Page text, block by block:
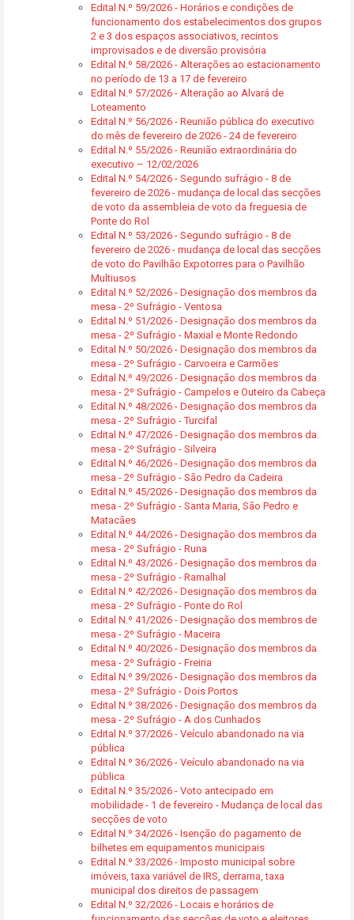
Edital N.º 59/2026 - Horários e condições de
funcionamento dos estabelecimentos dos grupos
2 e 3 dos espaços associativos, recintos
improvisados e de diversão provisória
Edital N.º 58/2026 - Alterações ao estacionamento
no período de 13 a 17 de fevereiro
Edital N.º 57/2026 - Alteração ao Alvará de
Loteamento
Edital N.º 56/2026 - Reunião pública do executivo
do mês de fevereiro de 2026 - 24 de fevereiro
Edital N.º 55/2026 - Reunião extraordinária do
executivo – 12/02/2026
Edital N.º 54/2026 - Segundo sufrágio - 8 de
fevereiro de 2026 - mudança de local das secções
de voto da assembleia de voto da freguesia de
Ponte do Rol
Edital N.º 53/2026 - Segundo sufrágio - 8 de
fevereiro de 2026 - mudança de local das secções
de voto do Pavilhão Expotorres para o Pavilhão
Multiusos
Edital N.º 52/2026 - Designação dos membros da
mesa - 2º Sufrágio - Ventosa
Edital N.º 51/2026 - Designação dos membros da
mesa - 2º Sufrágio - Maxial e Monte Redondo
Edital N.º 50/2026 - Designação dos membros da
mesa - 2º Sufrágio - Carvoeira e Carmões
Edital N.º 49/2026 - Designação dos membros da
mesa - 2º Sufrágio - Campelos e Outeiro da Cabeça
Edital N.º 48/2026 - Designação dos membros da
mesa - 2º Sufrágio - Turcifal
Edital N.º 47/2026 - Designação dos membros da
mesa - 2º Sufrágio - Silveira
Edital N.º 46/2026 - Designação dos membros da
mesa - 2º Sufrágio - São Pedro da Cadeira
Edital N.º 45/2026 - Designação dos membros da
mesa - 2º Sufrágio - Santa Maria, São Pedro e
Matacães
Edital N.º 44/2026 - Designação dos membros da
mesa - 2º Sufrágio - Runa
Edital N.º 43/2026 - Designação dos membros da
mesa - 2º Sufrágio - Ramalhal
Edital N.º 42/2026 - Designação dos membros da
mesa - 2º Sufrágio - Ponte do Rol
Edital N.º 41/2026 - Designação dos membros de
mesa - 2º Sufrágio - Maceira
Edital N.º 40/2026 - Designação dos membros da
mesa - 2º Sufrágio - Freiria
Edital N.º 39/2026 - Designação dos membros da
mesa - 2º Sufrágio - Dois Portos
Edital N.º 38/2026 - Designação dos membros da
mesa - 2º Sufrágio - A dos Cunhados
Edital N.º 37/2026 - Veículo abandonado na via
pública
Edital N.º 36/2026 - Veículo abandonado na via
pública
Edital N.º 35/2026 - Voto antecipado em
mobilidade - 1 de fevereiro - Mudança de local das
secções de voto
Edital N.º 34/2026 - Isenção do pagamento de
bilhetes em equipamentos municipais
Edital N.º 33/2026 - Imposto municipal sobre
imóveis, taxa variável de IRS, derrama, taxa
municipal dos direitos de passagem
Edital N.º 32/2026 - Locais e horários de